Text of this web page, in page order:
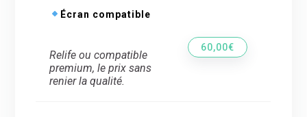
Écran compatible
Relife ou compatible
premium, le prix sans
renier la qualité.
60,00€